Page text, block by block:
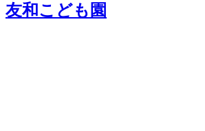
友和こども園